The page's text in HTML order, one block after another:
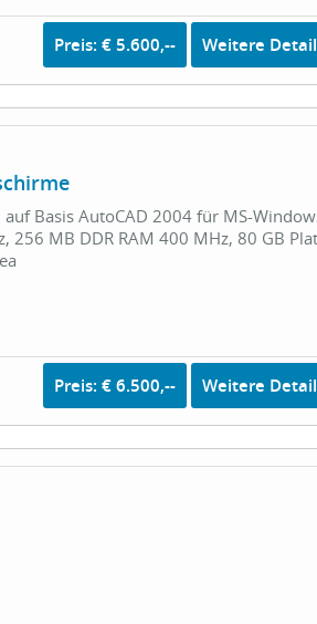
Preis: € 5.600,-- Weitere
Basis AutoCAD 2004 für MS-
256 MB DDR RAM 400 MHz, 80 GB
Preis: € 6.500,-- Weitere